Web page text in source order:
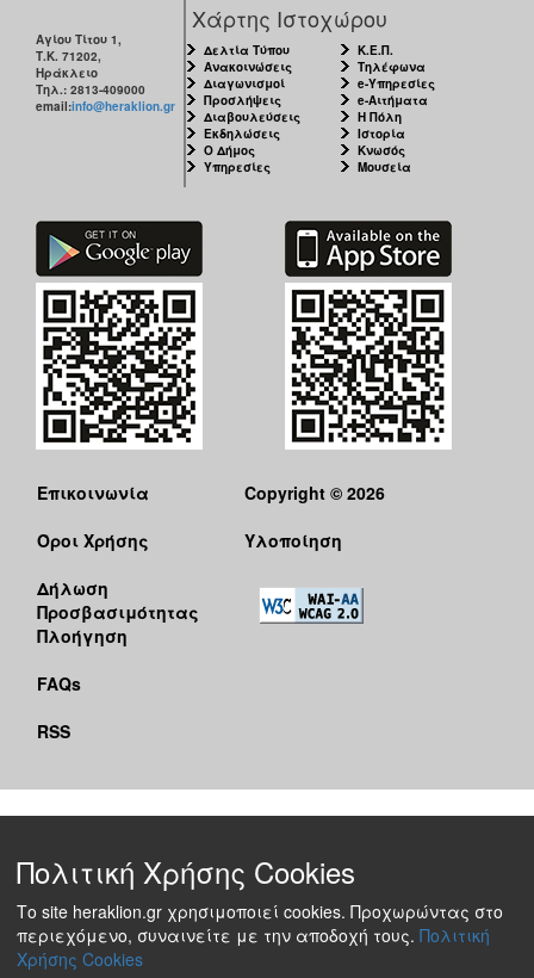
Αγίου Τίτου 1,
Τ.Κ. 71202,
Ηράκλειο
Τηλ.: 2813-409000
email:info@heraklion.gr
Χάρτης Ιστοχώρου
Δελτία Τύπου
Ανακοινώσεις
Διαγωνισμοί
Προσλήψεις
Διαβουλεύσεις
Εκδηλώσεις
Ο Δήμος
Υπηρεσίες
Κ.Ε.Π.
Τηλέφωνα
e-Υπηρεσίες
e-Αιτήματα
Η Πόλη
Ιστορία
Κνωσός
Μουσεία
Επικοινωνία
Όροι Χρήσης
Δήλωση
Προσβασιμότητας
Πλοήγηση
FAQs
RSS
Copyright © 2026
Υλοποίηση
Πολιτική Χρήσης Cookies
Το site heraklion.gr χρησιμοποιεί cookies. Προχωρώντας στο
περιεχόμενο, συναινείτε με την αποδοχή τους. Πολιτική
Χρήσης Cookies